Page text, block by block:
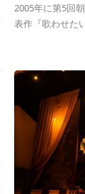
2005年に第5回
表作『歌わせた